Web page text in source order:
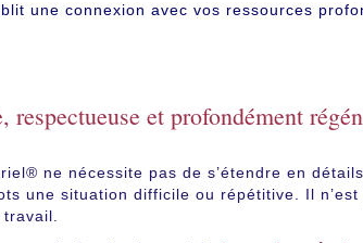
une connexion avec vos ressources
respectueuse et profondément
ne nécessite pas de s’étendre en
une situation difficile ou répétitive. Il